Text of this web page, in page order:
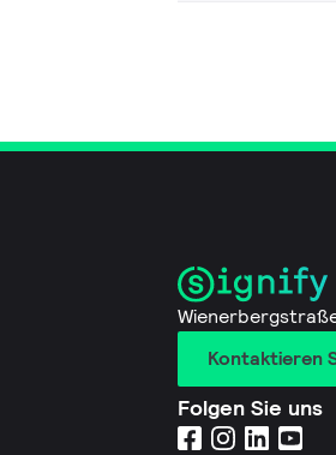
Kontaktieren
Folgen Sie uns